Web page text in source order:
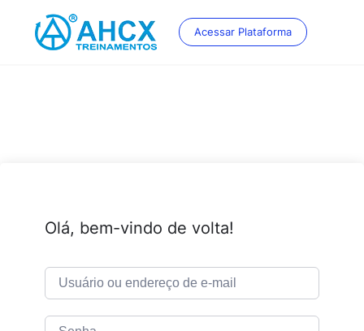
content
Acessar Plataforma
Olá, bem-vindo de volta!